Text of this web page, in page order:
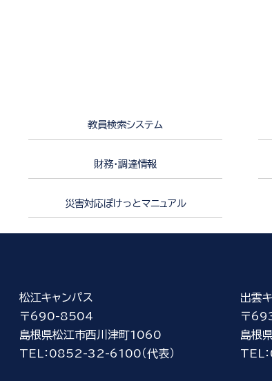
教員検索システム
財務・調達情報
災害対応ぽけっとマニュアル
松江キャンパス
〒690-8504
島根県松江市西川津町1060
TEL：0852-32-6100（代表）
出雲
〒
島根
TEL